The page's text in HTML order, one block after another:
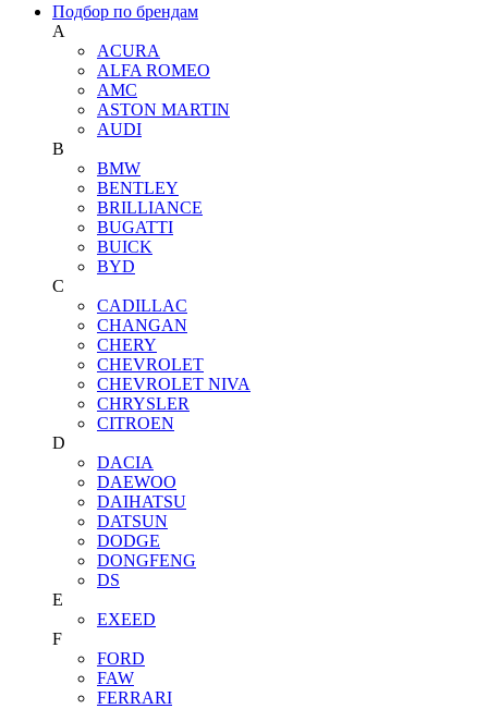
Подбор по брендам
A
ACURA
ALFA ROMEO
AMC
ASTON MARTIN
AUDI
B
BMW
BENTLEY
BRILLIANCE
BUGATTI
BUICK
BYD
C
CADILLAC
CHANGAN
CHERY
CHEVROLET
CHEVROLET NIVA
CHRYSLER
CITROEN
D
DACIA
DAEWOO
DAIHATSU
DATSUN
DODGE
DONGFENG
DS
E
EXEED
F
FORD
FAW
FERRARI